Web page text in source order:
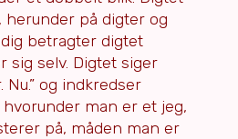
herunder på digter og
betragter digtet
sig selv. Digtet siger
Nu.” og indkredser
man er et jeg,
på, måden man er